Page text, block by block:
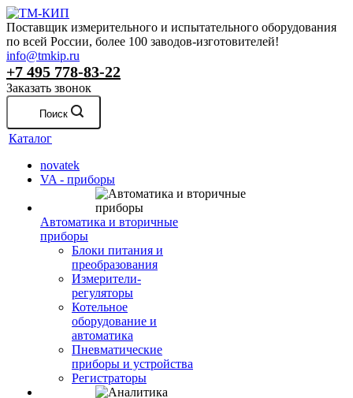
Поставщик измерительного и испытательного оборудования
по всей России, более 100 заводов-изготовителей!
info@tmkip.ru
+7 495 778-83-22
Заказать звонок
Поиск
Каталог
novatek
VA - приборы
Автоматика и вторичные
приборы
Блоки питания и
преобразования
Измерители-
регуляторы
Котельное
оборудование и
автоматика
Пневматические
приборы и устройства
Регистраторы